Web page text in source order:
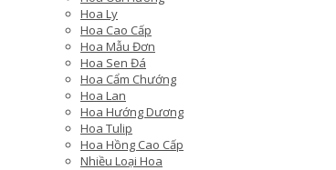
Hoa Ly
Hoa Cao Cấp
Hoa Mẫu Đơn
Hoa Sen Đá
Hoa Cẩm Chướng
Hoa Lan
Hoa Hướng Dương
Hoa Tulip
Hoa Hồng Cao Cấp
Nhiều Loại Hoa